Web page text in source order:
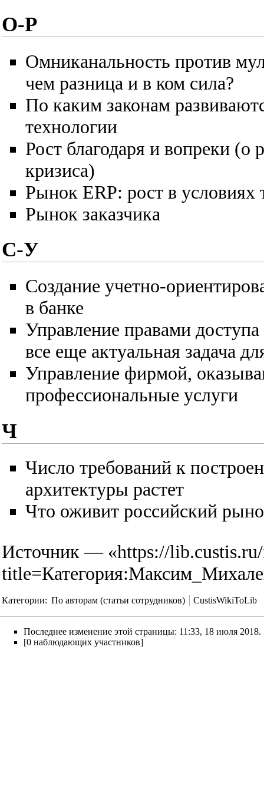
О-Р
Омниканальность против
чем разница и в ком сила?
По каким законам
технологии
Рост благодаря и вопреки (о
кризиса)
Рынок ERP: рост в условиях
Рынок заказчика
С-У
Создание учетно-
в банке
Управление правами
все еще актуальная задача
Управление фирмой,
профессиональные услуги
Ч
Число требований к
архитектуры растет
Что оживит российский
Источник — «https://
Категории: По авторам (статьи сотрудников) CustisWikiToLib
Последнее изменение этой страницы: 11:33, 18 июля 2018.
[0 наблюдающих участников]